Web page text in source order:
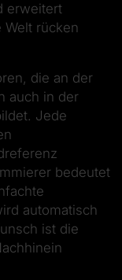
erweitert
Welt rücken
die an der
auch in der
Jede
bedeutet
automatisch
ist die